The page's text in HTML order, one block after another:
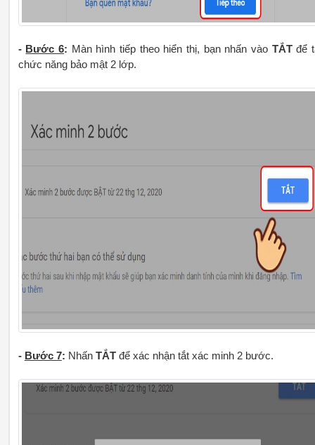
- Bước 6: Màn hình tiếp theo hiển thị, bạn nhấn vào TẮTđể
chức năng bảo mật 2 lớp.
- Bước 7: Nhấn TẮTđể xác nhận tắt xác minh 2 bước.